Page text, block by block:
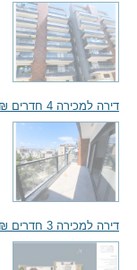
דירה למכירה 4 חדרים 2,690,000₪
דירה למכירה 3 חדרים 1,950,000₪